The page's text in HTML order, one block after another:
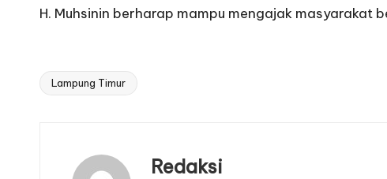
H. Muhsinin berharap mampu mengajak masyarakat
Tags:
Lampung Timur
Redaksi